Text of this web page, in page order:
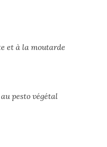
et à la moutarde
pesto végétal